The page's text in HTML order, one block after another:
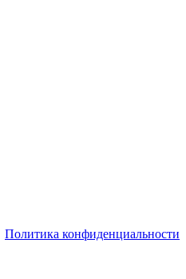
Политика конфиденциальности